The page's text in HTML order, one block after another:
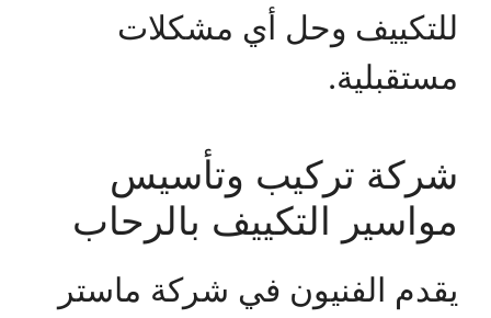
للتكييف وحل أي مشكلات
مستقبلية.
شركة تركيب وتأسيس
مواسير التكييف بالرحاب
يقدم الفنيون في شركة ماستر